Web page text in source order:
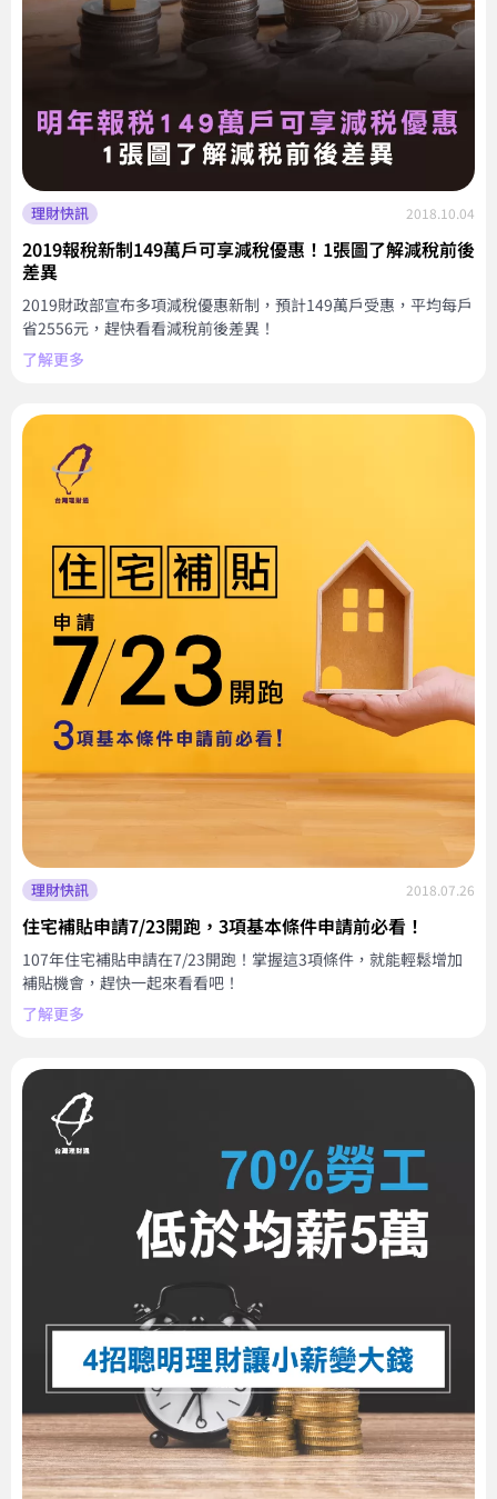
理財快訊 2018.10.04
2019報稅新制149萬戶可享減稅優惠！1張圖了解減稅前後
差異
2019財政部宣布多項減稅優惠新制，預計149萬戶受惠，平均每戶
省2556元，趕快看看減稅前後差異！
了解更多
理財快訊 2018.07.26
住宅補貼申請7/23開跑，3項基本條件申請前必看！
107年住宅補貼申請在7/23開跑！掌握這3項條件，就能輕鬆增加
補貼機會，趕快一起來看看吧！
了解更多